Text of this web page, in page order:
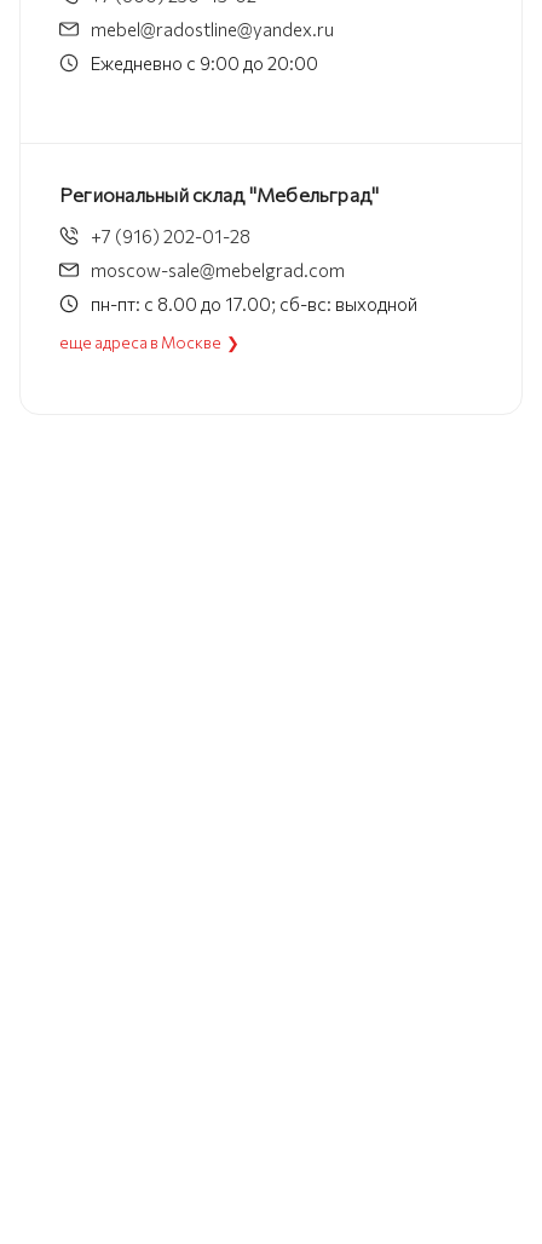
mebel@radostline@yandex.ru
Ежедневно с 9:00 до 20:00
Региональный склад "Мебельград"
+7 (916) 202-01-28
moscow-sale@mebelgrad.com
пн-пт: с 8.00 до 17.00; сб-вс: выходной
еще адреса в Москве ❯